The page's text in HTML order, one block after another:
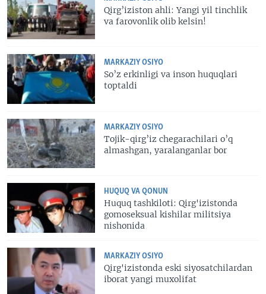
Qirg’iziston ahli: Yangi yil tinchlik
va farovonlik olib kelsin!
MARKAZIY OSIYO
So’z erkinligi va inson huquqlari
toptaldi
MARKAZIY OSIYO
Tojik-qirg’iz chegarachilari o’q
almashgan, yaralanganlar bor
HUQUQ VA QONUN
Huquq tashkiloti: Qirg'izistonda
gomoseksual kishilar militsiya
nishonida
MARKAZIY OSIYO
Qirg'izistonda eski siyosatchilardan
iborat yangi muxolifat